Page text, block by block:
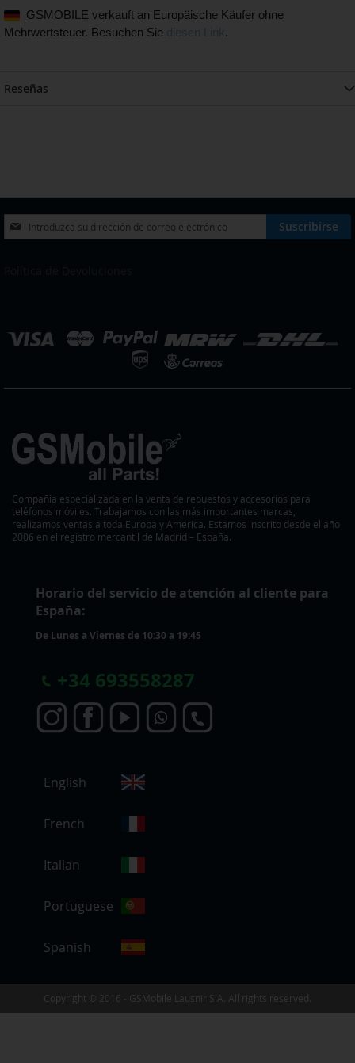
GSMOBILE verkauft an Europäische Käufer ohne
Mehrwertsteuer. Besuchen Sie
.
Reseñas
Inscríbase
a
Suscribirse
Compañía especializada en la venta de repuestos y accesorios para
teléfonos móviles. Trabajamos con las más importantes marcas,
realizamos ventas a toda Europa y America. Estamos inscrito desde el año
2006 en el registro mercantil de Madrid – España.
Horario del servicio de atención al cliente para
España:
De Lunes a Viernes de 10:30 a 19:45
+34 693558287
n
English
French
Italian
Portuguese
Spanish
Copyright © 2016 - GSMobile Lausnir S.A. All rights reserved.